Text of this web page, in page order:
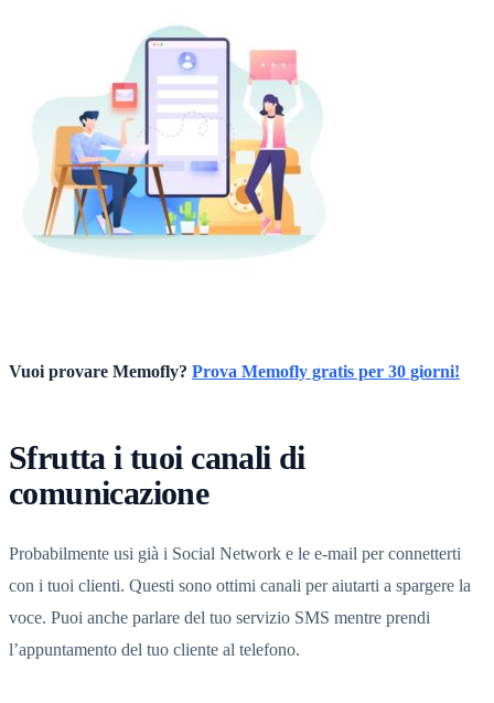
Vuoi provare Memofly? Prova Memofly gratis per 30 giorni!
Sfrutta i tuoi canali di
comunicazione
Probabilmente usi già i Social Network e le e-mail per connetterti
con i tuoi clienti. Questi sono ottimi canali per aiutarti a spargere la
voce. Puoi anche parlare del tuo servizio SMS mentre prendi
l’appuntamento del tuo cliente al telefono.